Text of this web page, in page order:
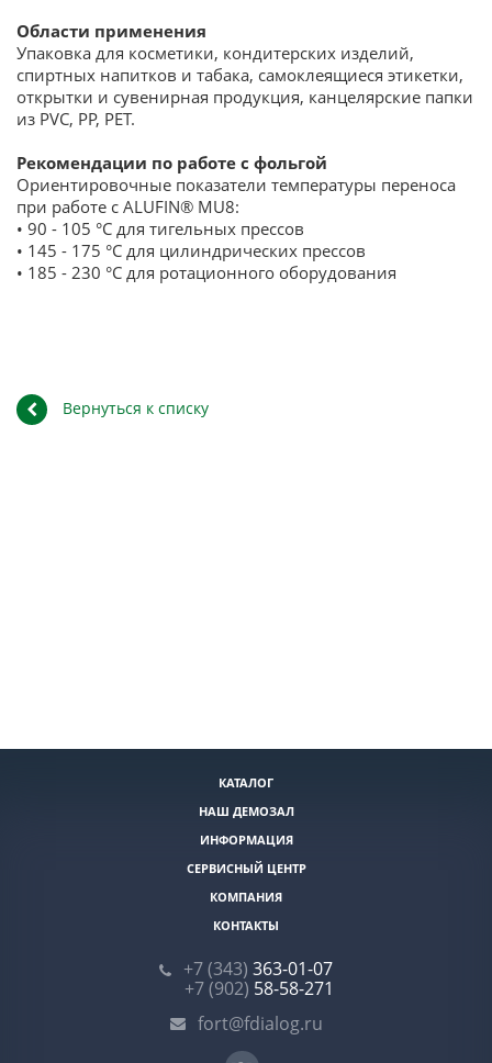
Области применения
Упаковка для косметики, кондитерских изделий,
спиртных напитков и табака, самоклеящиеся этикетки,
открытки и сувенирная продукция, канцелярские папки
из PVC, PP, PET.
Рекомендации по работе с фольгой
Ориентировочные показатели температуры переноса
при работе с ALUFIN® MU8:
• 90 - 105 °C для тигельных прессов
• 145 - 175 °C для цилиндрических прессов
• 185 - 230 °C для ротационного оборудования
Вернуться к списку
КАТАЛОГ
НАШ ДЕМОЗАЛ
ИНФОРМАЦИЯ
СЕРВИСНЫЙ ЦЕНТР
КОМПАНИЯ
КОНТАКТЫ
+7 (343) 363-01-07
+7 (902) 58-58-271
fort@fdialog.ru